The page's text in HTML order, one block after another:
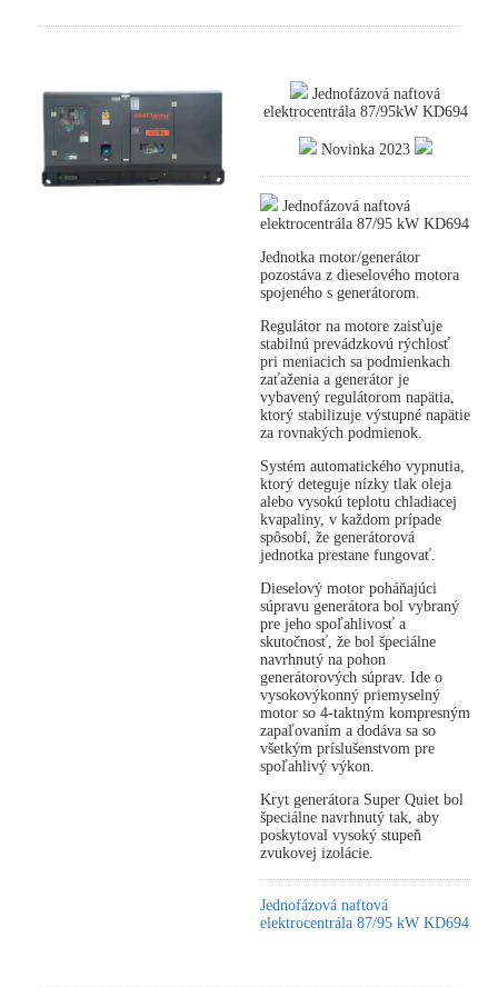
Jednofázová naftová
elektrocentrála 87/95kW KD694
Novinka 2023
Jednofázová naftová
elektrocentrála 87/95 kW KD694
Jednotka motor/generátor
pozostáva z dieselového motora
spojeného s generátorom.
Regulátor na motore zaisťuje
stabilnú prevádzkovú rýchlosť
pri meniacich sa podmienkach
zaťaženia a generátor je
vybavený regulátorom napätia,
ktorý stabilizuje výstupné napätie
za rovnakých podmienok.
Systém automatického vypnutia,
ktorý deteguje nízky tlak oleja
alebo vysokú teplotu chladiacej
kvapaliny, v každom prípade
spôsobí, že generátorová
jednotka prestane fungovať.
Dieselový motor poháňajúci
súpravu generátora bol vybraný
pre jeho spoľahlivosť a
skutočnosť, že bol špeciálne
navrhnutý na pohon
generátorových súprav. Ide o
vysokovýkonný priemyselný
motor so 4-taktným kompresným
zapaľovaním a dodáva sa so
všetkým príslušenstvom pre
spoľahlivý výkon.
Kryt generátora Super Quiet bol
špeciálne navrhnutý tak, aby
poskytoval vysoký stupeň
zvukovej izolácie.
Jednofázová naftová
elektrocentrála 87/95 kW KD694